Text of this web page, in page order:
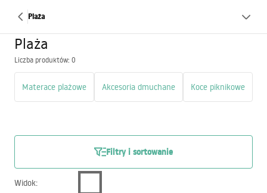
Plaża
Plaża
Liczba produktów: 0
Materace plażowe Akcesoria dmuchane Koce piknikowe
Filtry i sortowanie
Widok: